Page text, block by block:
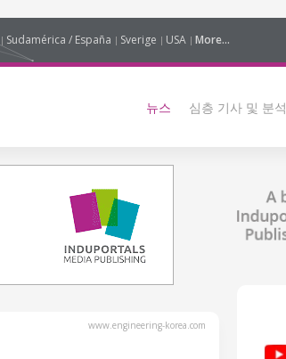
Sudamérica / España Sverige USA More...
뉴스 심층 기사 및 분석
www.engineering-korea.com